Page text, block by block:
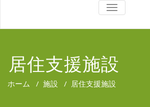
TOGGLE
NAVIGATION
居住支援施設
ホーム / 施設 / 居住支援施設